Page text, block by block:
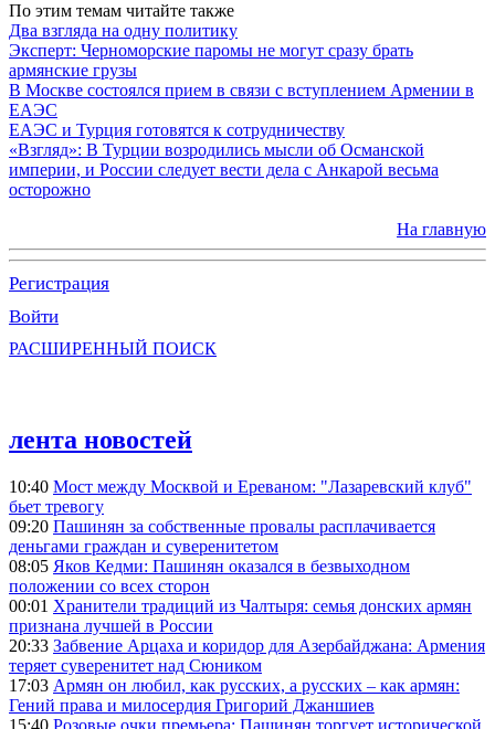
По этим темам читайте также
Два взгляда на одну политику
Эксперт: Черноморские паромы не могут сразу брать
армянские грузы
В Москве состоялся прием в связи с вступлением Армении в
ЕАЭС
ЕАЭС и Турция готовятся к сотрудничеству
«Взгляд»: В Турции возродились мысли об Османской
империи, и России следует вести дела с Анкарой весьма
осторожно
На главную
Регистрация
Войти
РАСШИРЕННЫЙ ПОИСК
лента новостей
10:40 Мост между Москвой и Ереваном: "Лазаревский клуб"
бьет тревогу
09:20 Пашинян за собственные провалы расплачивается
деньгами граждан и суверенитетом
08:05 Яков Кедми: Пашинян оказался в безвыходном
положении со всех сторон
00:01 Хранители традиций из Чалтыря: семья донских армян
признана лучшей в России
20:33 Забвение Арцаха и коридор для Азербайджана: Армения
теряет суверенитет над Сюником
17:03 Армян он любил, как русских, а русских – как армян:
Гений права и милосердия Григорий Джаншиев